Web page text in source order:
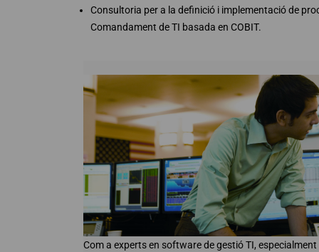
Consultoria per a la definició i implementació de
Comandament de TI basada en COBIT.
Com a experts en software de gestió TI, especialment